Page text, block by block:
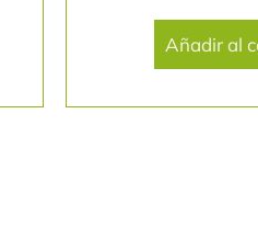
Añadir al